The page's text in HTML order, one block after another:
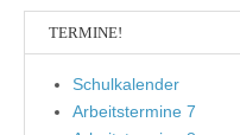
TERMINE!
Schulkalender
Arbeitstermine 7